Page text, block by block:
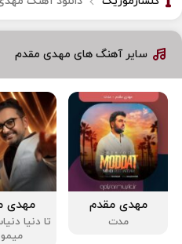
سایر آهنگ های مهدی مقدم
مهدی مقدم
مدت
مهدی
تا دنیا